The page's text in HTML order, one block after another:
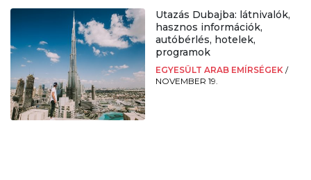
Utazás Dubajba: látnivalók,
hasznos információk,
autóbérlés, hotelek,
programok
EGYESÜLT ARAB EMÍRSÉGEK /
NOVEMBER 19.